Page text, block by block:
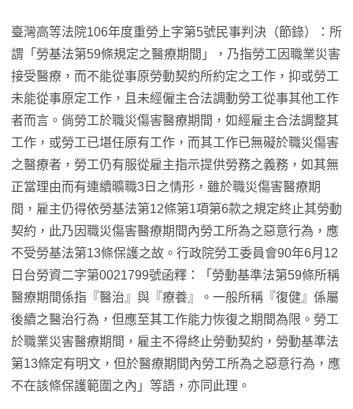
臺灣高等法院106年度重勞上字第5號民事判決（節錄）：所
謂「勞基法第59條規定之醫療期間」，乃指勞工因職業災害
接受醫療，而不能從事原勞動契約所約定之工作，抑或勞工
未能從事原定工作，且未經僱主合法調動勞工從事其他工作
者而言。倘勞工於職災傷害醫療期間，如經雇主合法調整其
工作，或勞工已堪任原有工作，而其工作已無礙於職災傷害
之醫療者，勞工仍有服從雇主指示提供勞務之義務，如其無
正當理由而有連續曠職3日之情形，雖於職災傷害醫療期
間，雇主仍得依勞基法第12條第1項第6款之規定終止其勞動
契約，此乃因職災傷害醫療期間內勞工所為之惡意行為，應
不受勞基法第13條保護之故。行政院勞工委員會90年6月12
日台勞資二字第0021799號函釋：「勞動基準法第59條所稱
醫療期間係指『醫治』與『療養』。一般所稱『復健』係屬
後續之醫治行為，但應至其工作能力恢復之期間為限。勞工
於職業災害醫療期間，雇主不得終止勞動契約，勞動基準法
第13條定有明文，但於醫療期間內勞工所為之惡意行為，應
不在該條保護範圍之內」等語，亦同此理。